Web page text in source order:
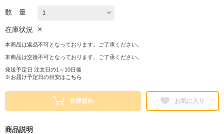
数 量
在庫状況 ×
本商品は返品不可となっております。ご了承ください。
本商品は交換不可となっております。ご了承ください。
発送予定日 注文日の1～10日後
※お届け予定日の目安は こちら
在庫切れ お気に入り
商品説明